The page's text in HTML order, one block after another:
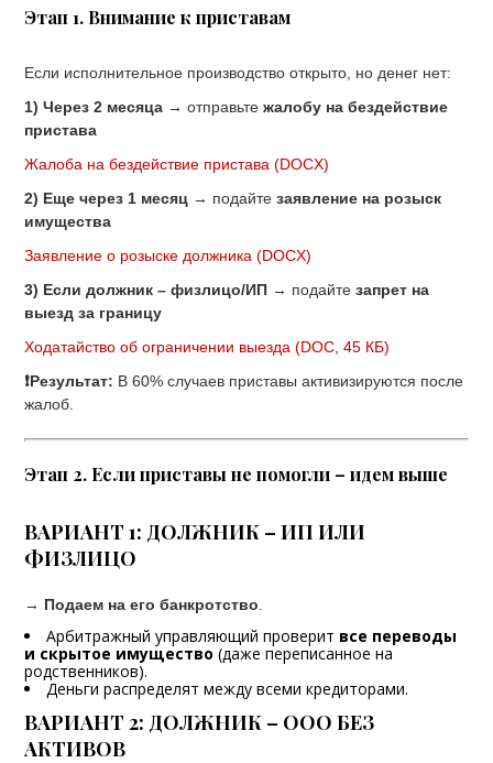
Этап 1. Внимание к приставам
Если исполнительное производство открыто, но денег нет:
1) Через 2 месяца → отправьтежалобу на бездействие
пристава
Жалоба на бездействие пристава(DOCX)
2) Еще через 1 месяц → подайтезаявление на розыск
имущества
Заявление о розыске должника(DOCX)
3) Если должник – физлицо/ИП → подайтезапрет на
выезд за границу
Ходатайство об ограничении выезда (DOC, 45 КБ)
❗Результат: В 60% случаев приставы активизируются после
жалоб.
Этап 2. Если приставы не помогли – идем выше
ВАРИАНТ 1: ДОЛЖНИК – ИП ИЛИ
ФИЗЛИЦО
→ Подаем на его банкротство
Арбитражный управляющий проверит все переводы
и скрытое имущество (даже переписанное на
родственников).
Деньги распределят между всеми кредиторами.
ВАРИАНТ 2: ДОЛЖНИК – ООО БЕЗ
АКТИВОВ